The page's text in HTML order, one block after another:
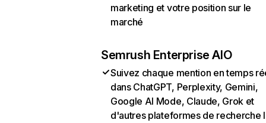
marketing et votre position sur le
marché
Semrush Enterprise AIO
Suivez chaque mention en temps
dans ChatGPT, Perplexity, Gemini,
Google AI Mode, Claude, Grok et
d'autres plateformes de recherche